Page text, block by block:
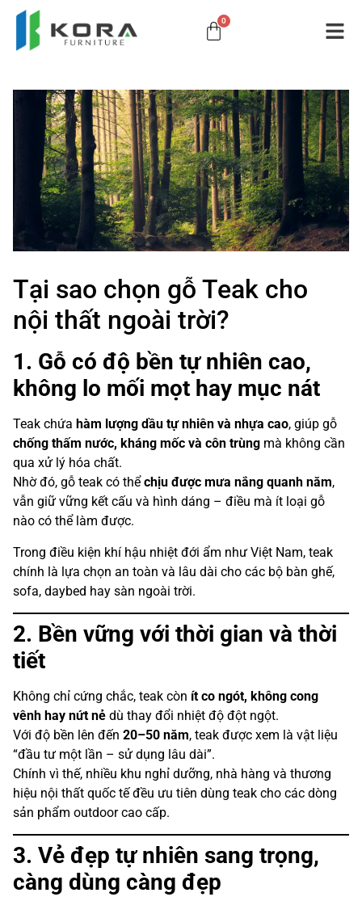
0
Tại sao chọn gỗ Teak cho
nội thất ngoài trời?
1. Gỗ có độ bền tự nhiên cao,
không lo mối mọt hay mục nát
Teak chứa hàm lượng dầu tự nhiên và nhựa cao, giúp gỗ
chống thấm nước, kháng mốc và côn trùng mà không cần
qua xử lý hóa chất.
Nhờ đó, gỗ teak có thểchịu được mưa nắng quanh năm,
vẫn giữ vững kết cấu và hình dáng – điều mà ít loại gỗ
nào có thể làm được.
Trong điều kiện khí hậu nhiệt đới ẩm như Việt Nam, teak
chính là lựa chọn an toàn và lâu dài cho các bộ bàn ghế,
sofa, daybed hay sàn ngoài trời.
2. Bền vững với thời gian và thời
tiết
Không chỉ cứng chắc, teak còn ít co ngót, không cong
vênh hay nứt nẻ dù thay đổi nhiệt độ đột ngột.
Với độ bền lên đến 20–50 năm, teak được xem là vật liệu
“đầu tư một lần – sử dụng lâu dài”.
Chính vì thế, nhiều khu nghỉ dưỡng, nhà hàng và thương
hiệu nội thất quốc tế đều ưu tiên dùng teak cho các dòng
sản phẩm outdoor cao cấp.
3. Vẻ đẹp tự nhiên sang trọng,
càng dùng càng đẹp